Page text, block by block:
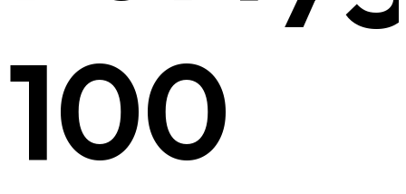
100